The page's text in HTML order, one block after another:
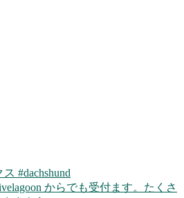
からでも受付ます。たくさ